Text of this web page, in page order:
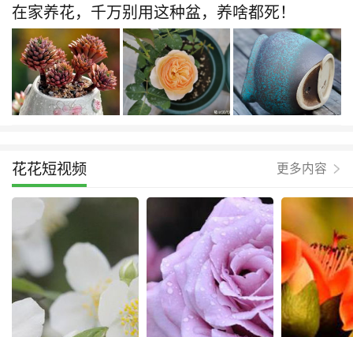
在家养花，千万别用这种盆，养啥都死！
花花短视频 更多内容